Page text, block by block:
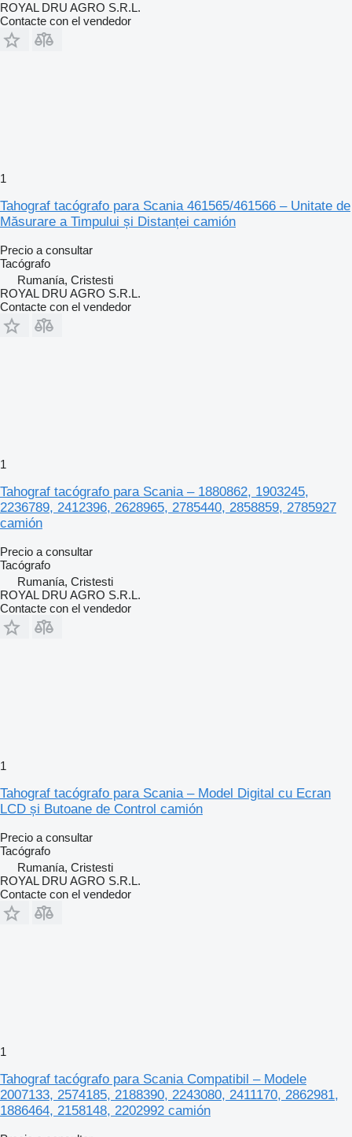
ROYAL DRU AGRO S.R.L.
Contacte con el vendedor
1
Tahograf tacógrafo para Scania 461565/461566 – Unitate de
Măsurare a Timpului și Distanței camión
Precio a consultar
Tacógrafo
Rumanía, Cristesti
ROYAL DRU AGRO S.R.L.
Contacte con el vendedor
1
Tahograf tacógrafo para Scania – 1880862, 1903245,
2236789, 2412396, 2628965, 2785440, 2858859, 2785927
camión
Precio a consultar
Tacógrafo
Rumanía, Cristesti
ROYAL DRU AGRO S.R.L.
Contacte con el vendedor
1
Tahograf tacógrafo para Scania – Model Digital cu Ecran
LCD și Butoane de Control camión
Precio a consultar
Tacógrafo
Rumanía, Cristesti
ROYAL DRU AGRO S.R.L.
Contacte con el vendedor
1
Tahograf tacógrafo para Scania Compatibil – Modele
2007133, 2574185, 2188390, 2243080, 2411170, 2862981,
1886464, 2158148, 2202992 camión